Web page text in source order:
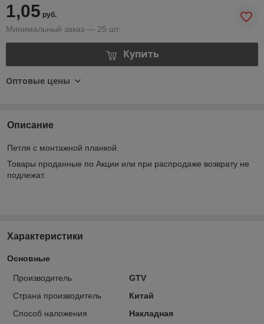
1,05 руб.
Минимальный заказ — 25 шт.
Купить
Оптовые цены
Описание
Петля с монтажной планкой.
Товары проданные по Акции или при распродаже возврату не
подлежат.
Характеристики
Основные
Производитель
GTV
Страна производитель
Китай
Способ наложения
Накладная